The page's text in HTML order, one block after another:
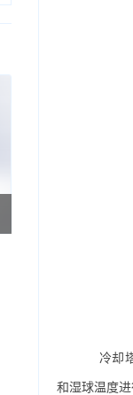
冷却塔
和湿球温度